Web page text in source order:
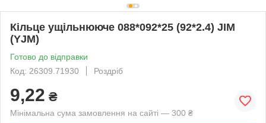
Кільце ущільнююче 088*092*25 (92*2.4) JIM
(YJM)
Готово до відправки
Код: 26309.71930
Роздріб
9,22 ₴
Мінімальна сума замовлення на сайті — 300 ₴